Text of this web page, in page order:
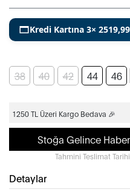
Kredi Kartına 3×
38 40 42 44 46
1250 TL Üzeri Kargo Bedava 🎉
Stoğa Gelince
Tahmini Teslimat
Detaylar